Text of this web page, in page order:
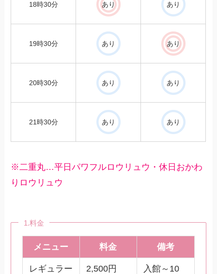
18時30分 あり あり
19時30分 あり あり
20時30分 あり あり
21時30分 あり あり
※二重丸…平日パワフルロウリュウ・休日おかわ
りロウリュウ
1.料金
メニュー 料金 備考
レギュラー
2,500円
入館～10